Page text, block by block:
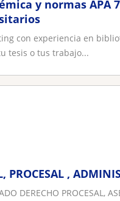
y normas APA
con experiencia en
tesis o tus trabajo...
PROCESAL ,
DERECHO PROCESAL,